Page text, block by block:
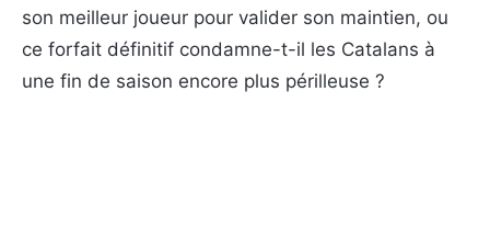
son meilleur joueur pour valider son maintien, ou
ce forfait définitif condamne-t-il les Catalans à
une fin de saison encore plus périlleuse ?